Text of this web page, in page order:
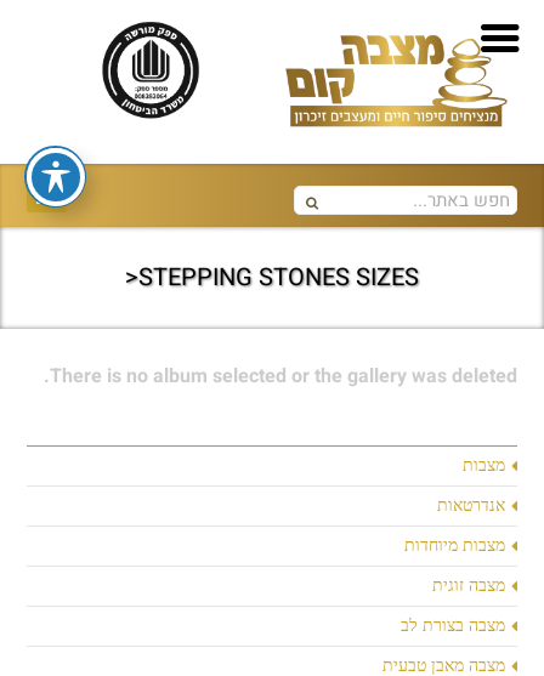
STEPPING STONES SIZES<
מצבות
אנדרטאות
מצבות מיוחדות
מצבה זוגית
מצבה בצורת לב
מצבה מאבן טבעית
There is no album selected or the gallery was deleted.